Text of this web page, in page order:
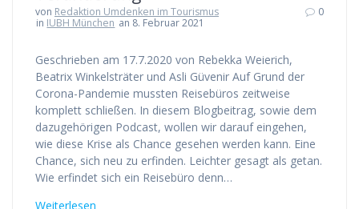
von Redaktion Umdenken im Tourismus
in IUBH München an 8. Februar 2021
0
Geschrieben am 17.7.2020 von Rebekka Weierich,
Beatrix Winkelsträter und Asli Güvenir Auf Grund der
Corona-Pandemie mussten Reisebüros zeitweise
komplett schließen. In diesem Blogbeitrag, sowie dem
dazugehörigen Podcast, wollen wir darauf eingehen,
wie diese Krise als Chance gesehen werden kann. Eine
Chance, sich neu zu erfinden. Leichter gesagt als getan.
Wie erfindet sich ein Reisebüro denn…
Weiterlesen